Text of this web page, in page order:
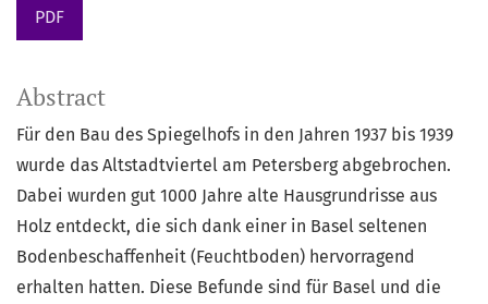
PDF
Abstract
Für den Bau des Spiegelhofs in den Jahren 1937 bis 1939
wurde das Altstadtviertel am Petersberg abgebrochen.
Dabei wurden gut 1000 Jahre alte Hausgrundrisse aus
Holz entdeckt, die sich dank einer in Basel seltenen
Bodenbeschaffenheit (Feuchtboden) hervorragend
erhalten hatten. Diese Befunde sind für Basel und die